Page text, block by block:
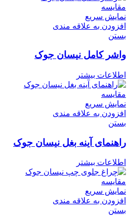
مقایسه
نمایش سریع
افزودن به علاقه مندی
بستن
واشر کامل نیسان جوک
اطلاعات بیشتر
مقایسه
نمایش سریع
افزودن به علاقه مندی
بستن
راهنمای آینه بغل نیسان جوک
اطلاعات بیشتر
مقایسه
نمایش سریع
افزودن به علاقه مندی
بستن